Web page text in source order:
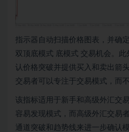
指示器自动扫描价格图表，并确
双顶底模式 底模式 交易机会。此
认价格突破并提供买入和卖出箭
交易者可以专注于交易模式，而
该指标适用于新手和高级外汇交
容易发现模式，而高级外汇交易
通道突破和趋势线来进一步确认